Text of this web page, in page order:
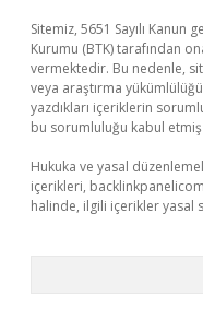
Sitemiz, 5651 Sayılı
Kurumu (BTK) tarafından
vermektedir. Bu nedenle,
veya araştırma
yazdıkları içeriklerin
bu sorumluluğu kabul etmiş
Hukuka ve yasal
içerikleri,
halinde, ilgili içerikler yasal